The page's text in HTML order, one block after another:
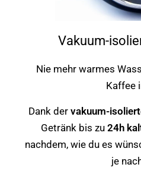
Vakuum-
Nie mehr warmes
Kaffee
Dank der vakuum-
Getränk bis zu 24h
nachdem, wie du es
je